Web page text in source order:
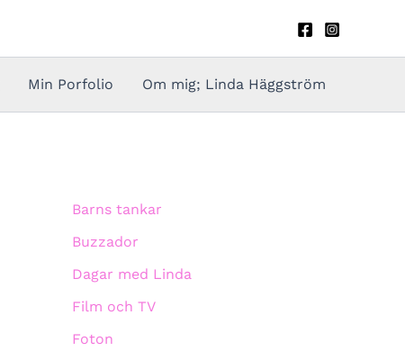
Min Porfolio Om mig; Linda Häggström
Barns tankar
Buzzador
Dagar med Linda
Film och TV
Foton